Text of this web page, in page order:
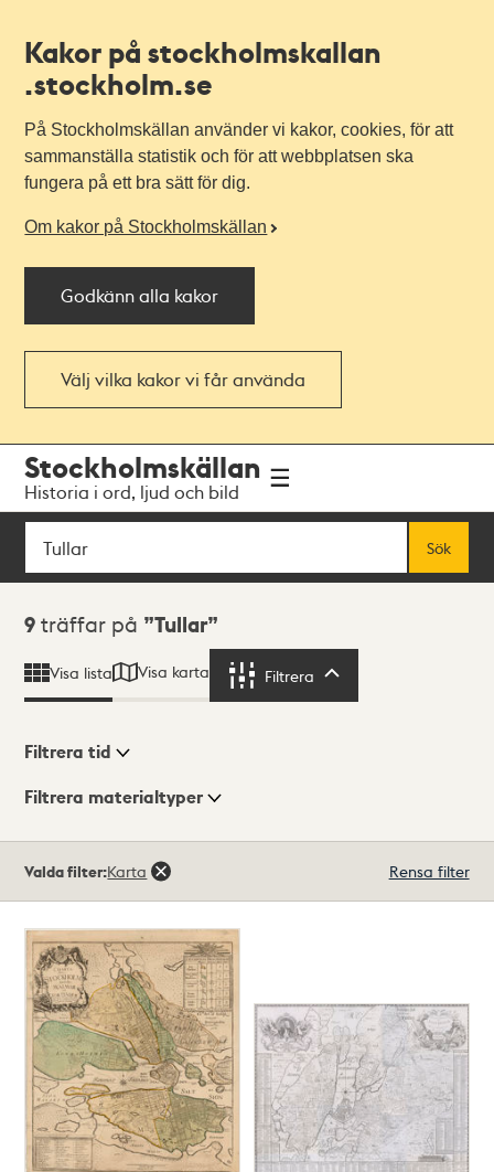
Kakor på stockholmskallan
.stockholm.se
På Stockholmskällan använder vi kakor, cookies, för att
sammanställa statistik och för att webbplatsen ska
fungera på ett bra sätt för dig.
Om kakor på Stockholmskällan
Godkänn alla kakor
Välj vilka kakor vi får använda
navigationen
huvudinnehållet
Stockholmskällan
Historia i ord, ljud och bild
Sök
Sök
Sökresultat
9 träffar på Tullar
Visa lista Visa karta Filtrera
Visningsläge
Filtrera tid
Filtrera materialtyper
träffar
Valda filter:Karta Rensa filter